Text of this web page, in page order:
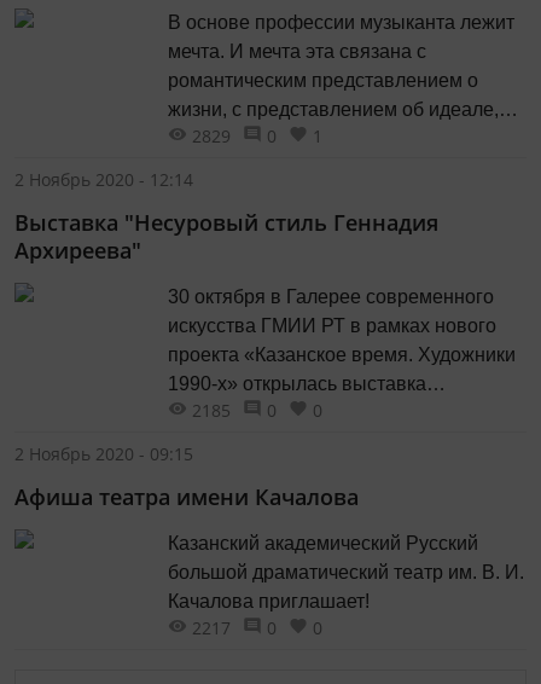
В основе профессии музыканта лежит
мечта. И мечта эта связана с
романтическим представлением о
жизни, с представлением об идеале,
стремиться к которому — обязанность
2829 0
1
2 Ноябрь 2020 - 12:14
Выставка "Несуровый стиль Геннадия
Архиреева"
30 октября в Галерее современного
искусства ГМИИ РТ в рамках нового
проекта «Казанское время. Художники
1990-х» открылась выставка
«Несуровый стиль Геннадия
2185 0
0
2 Ноябрь 2020 - 09:15
Афиша театра имени Качалова
Казанский академический Русский
большой драматический театр им. В. И.
Качалова приглашает!
2217 0 0